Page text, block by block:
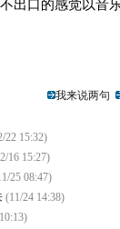
出口的感觉以音
我来说两句
22 15:32)
16 15:27)
25 08:47)
(11/24 14:38)